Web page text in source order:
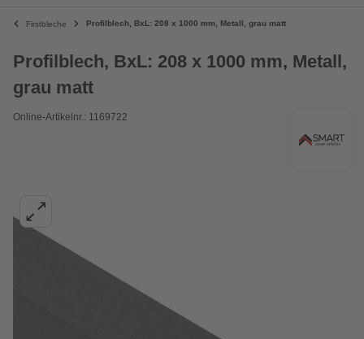
Firstbleche Profilblech, BxL: 208 x 1000 mm, Metall, grau matt
Profilblech, BxL: 208 x 1000 mm, Metall,
grau matt
Online-Artikelnr.: 1169722